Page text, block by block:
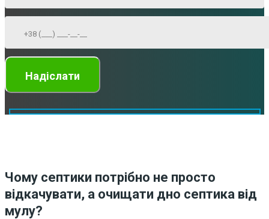
Чому септики потрібно не просто
відкачувати, а очищати дно септика від
мулу?